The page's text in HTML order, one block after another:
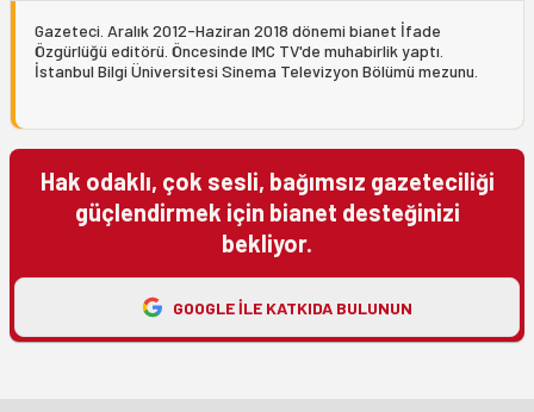
Gazeteci. Aralık 2012-Haziran 2018 dönemi bianet İfade
Özgürlüğü editörü. Öncesinde IMC TV'de muhabirlik yaptı.
İstanbul Bilgi Üniversitesi Sinema Televizyon Bölümü mezunu.
Hak odaklı, çok sesli, bağımsız gazeteciliği
güçlendirmek için bianet desteğinizi
bekliyor.
GOOGLE ILE KATKIDA BULUNUN